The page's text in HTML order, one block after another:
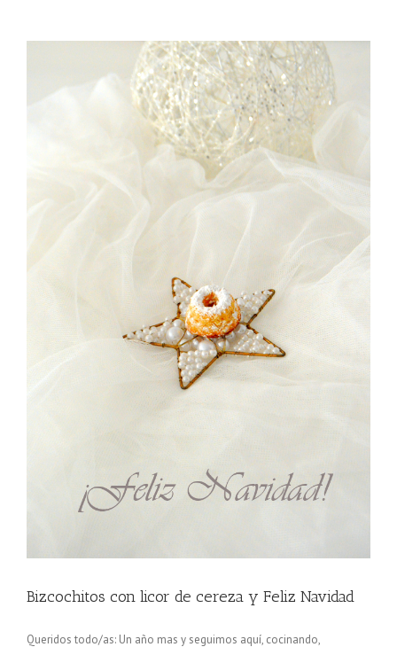
Bizcochitos con licor de cereza y Feliz Navidad
Queridos todo/as: Un año mas y seguimos aquí, cocinando,